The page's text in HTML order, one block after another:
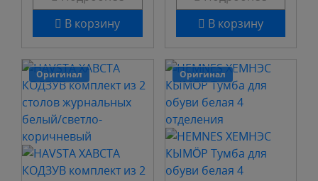
В корзину
В корзину
Оригинал Оригинал